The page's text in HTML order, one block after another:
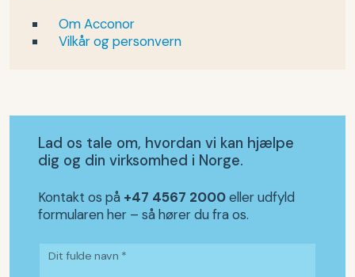
Om Acconor
Vilkår og personvern
Lad os tale om, hvordan vi kan hjælpe
dig og din virksomhed i Norge.
Kontakt os på +47 4567 2000eller udfyld
formularen her – så hører du fra os.
Dit fulde navn *